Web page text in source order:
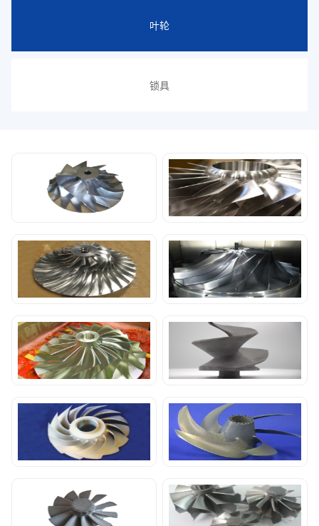
叶轮
锁具